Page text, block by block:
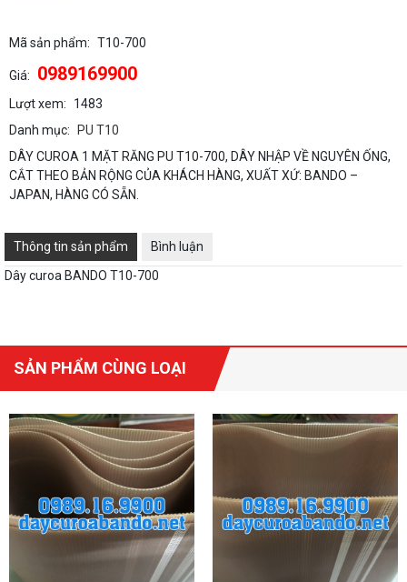
Mã sản phẩm: T10-700
Giá: 0989169900
Lượt xem:
1483
Danh mục:
PU T10
DÂY CUROA 1 MẶT RĂNG PU T10-700, DÂY NHẬP VỀ NGUYÊN ỐNG,
CẮT THEO BẢN RỘNG CỦA KHÁCH HÀNG, XUẤT XỨ: BANDO –
JAPAN, HÀNG CÓ SẴN.
Thông tin sản phẩm
Bình luận
Dây curoa BANDO T10-700
SẢN PHẨM CÙNG LOẠI